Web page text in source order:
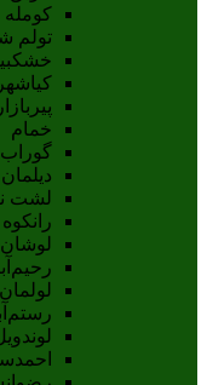
کومله
تولم
کیاشهر
پیربازار
خمام
دیلمان
لشت
رانکوه
لوشان
لولمان
لوندویل